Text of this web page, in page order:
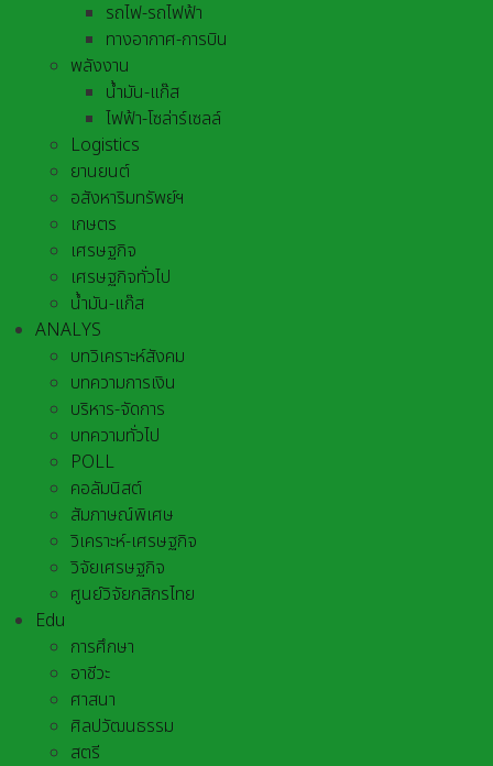
รถไฟ-รถไฟฟ้า
ทางอากาศ-การบิน
พลังงาน
น้ำมัน-แก๊ส
ไฟฟ้า-โซล่าร์เซลล์
Logistics
ยานยนต์
อสังหาริมทรัพย์ฯ
เกษตร
เศรษฐกิจ
เศรษฐกิจทั่วไป
น้ำมัน-แก๊ส
ANALYS
บทวิเคราะห์สังคม
บทความการเงิน
บริหาร-จัดการ
บทความทั่วไป
POLL
คอลัมนิสต์
สัมภาษณ์พิเศษ
วิเคราะห์-เศรษฐกิจ
วิจัยเศรษฐกิจ
ศูนย์วิจัยกสิกรไทย
Edu
การศึกษา
อาชีวะ
ศาสนา
ศิลปวัฒนธรรม
สตรี